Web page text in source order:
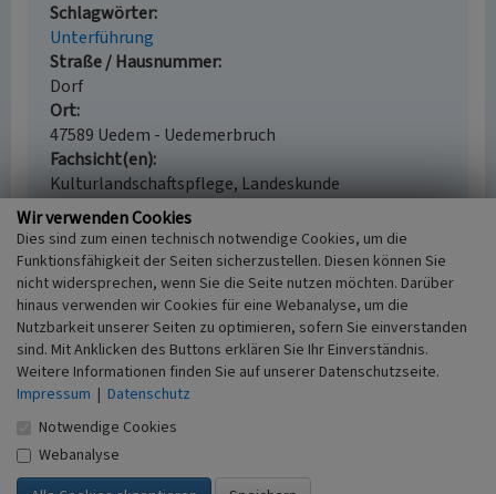
Schlagwörter
Unterführung
Straße / Hausnummer
Dorf
Ort
47589 Uedem - Uedemerbruch
Fachsicht(en)
Kulturlandschaftspflege, Landeskunde
Erfassungsmaßstab
i.d.R. 1:5.000 (größer als 1:20.000)
Erfassungsmethode
Auswertung historischer Schriften, Auswertung
historischer Karten, Literaturauswertung,
Geländebegehung/-kartierung
Historischer Zeitraum
Beginn 1869 bis 1872
Empfohlene Zitierweise
Wir verwenden Cookies
Dies sind zum einen technisch notwendige Cookies, um die
Funktionsfähigkeit der Seiten sicherzustellen. Diesen können Sie
nicht widersprechen, wenn Sie die Seite nutzen möchten. Darüber
hinaus verwenden wir Cookies für eine Webanalyse, um die
Nutzbarkeit unserer Seiten zu optimieren, sofern Sie einverstanden
sind. Mit Anklicken des Buttons erklären Sie Ihr Einverständnis.
Weitere Informationen finden Sie auf unserer Datenschutzseite.
Impressum | Datenschutz
Notwendige Cookies
Webanalyse